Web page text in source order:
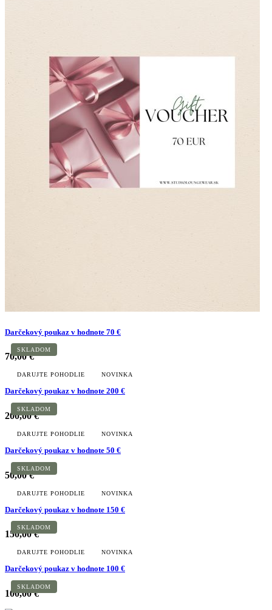
SKLADOM
Darčekový poukaz v hodnote 70 €
70,00 €
DARUJTE POHODLIE NOVINKA
SKLADOM
Darčekový poukaz v hodnote 200 €
200,00 €
DARUJTE POHODLIE NOVINKA
SKLADOM
Darčekový poukaz v hodnote 50 €
50,00 €
DARUJTE POHODLIE NOVINKA
SKLADOM
Darčekový poukaz v hodnote 150 €
150,00 €
DARUJTE POHODLIE NOVINKA
SKLADOM
Darčekový poukaz v hodnote 100 €
100,00 €